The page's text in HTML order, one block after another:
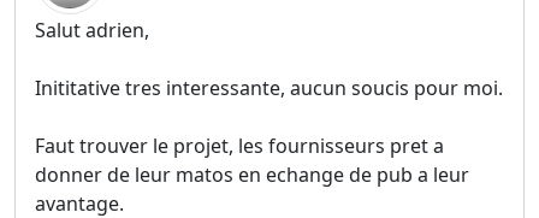
Salut adrien,
Inititative tres interessante, aucun soucis pour moi.
Faut trouver le projet, les fournisseurs pret a
donner de leur matos en echange de pub a leur
avantage.